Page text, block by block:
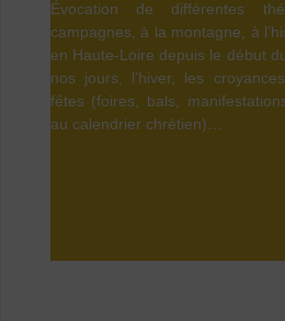
Évocation de différentes
campagnes, à la montagne, à
en Haute-Loire depuis le début
nos jours, l’hiver, les
fêtes (foires, bals,
au calendrier chrétien)…